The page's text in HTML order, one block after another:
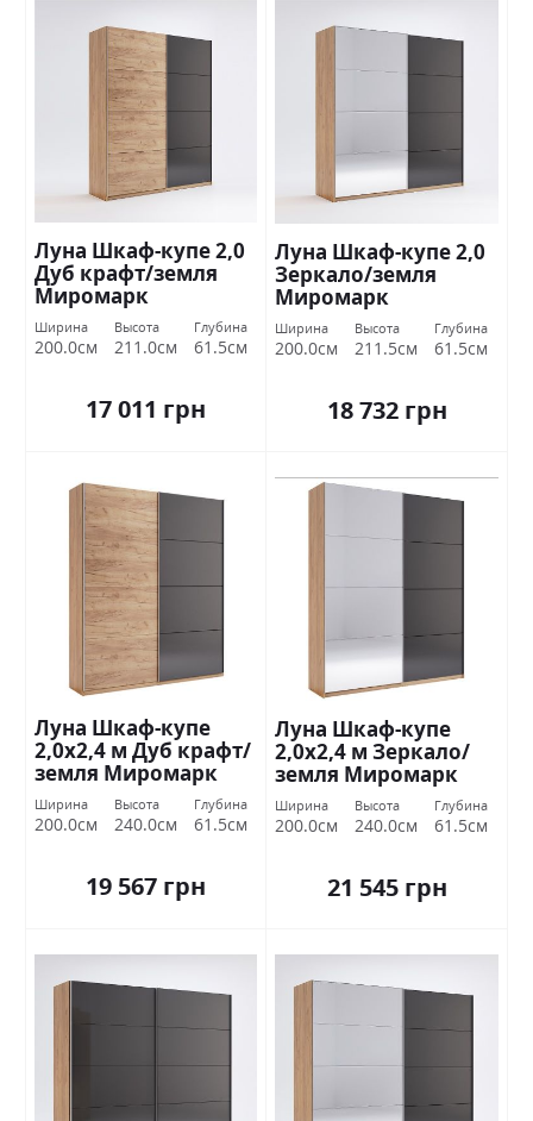
Луна Шкаф-купе 2,0
Дуб крафт/земля
Миромарк
Ширина
200.0см
Высота
211.0см
Глубина
61.5см
17 011 грн
Луна Шкаф-купе 2,0
Зеркало/земля
Миромарк
Ширина
200.0см
Высота
211.5см
Глубина
61.5см
18 732 грн
Луна Шкаф-купе
2,0х2,4 м Дуб крафт/
земля Миромарк
Ширина
200.0см
Высота
240.0см
Глубина
61.5см
19 567 грн
Луна Шкаф-купе
2,0х2,4 м Зеркало/
земля Миромарк
Ширина
200.0см
Высота
240.0см
Глубина
61.5см
21 545 грн